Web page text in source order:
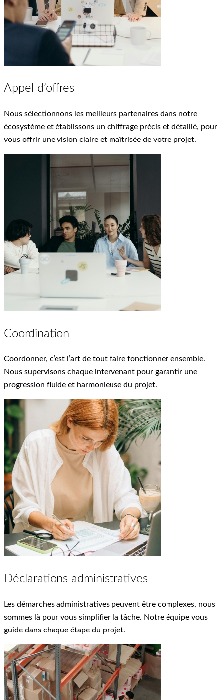
Appel d’offres
Nous sélectionnons les meilleurs partenaires dans notre
écosystème et établissons un chiffrage précis et détaillé, pour
vous offrir une vision claire et maîtrisée de votre projet.
Coordination
Coordonner, c’est l’art de tout faire fonctionner ensemble.
Nous supervisons chaque intervenant pour garantir une
progression fluide et harmonieuse du projet.
Déclarations administratives
Les démarches administratives peuvent être complexes, nous
sommes là pour vous simplifier la tâche. Notre équipe vous
guide dans chaque étape du projet.